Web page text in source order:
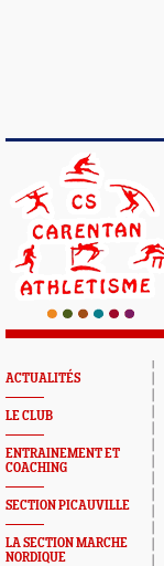
ACTUALITÉS
LE CLUB
ENTRAINEMENT ET
COACHING
SECTION PICAUVILLE
LA SECTION MARCHE
NORDIQUE